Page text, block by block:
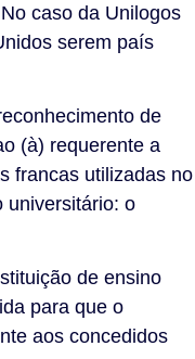
caso da Unilogos
serem país
de
(à) requerente a
francas utilizadas no
universitário: o
de ensino
para que o
aos concedidos